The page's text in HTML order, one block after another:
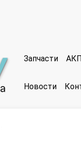
Запчасти
Новости